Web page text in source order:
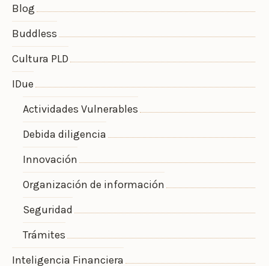
Blog
Buddless
Cultura PLD
IDue
Actividades Vulnerables
Debida diligencia
Innovación
Organización de información
Seguridad
Trámites
Inteligencia Financiera